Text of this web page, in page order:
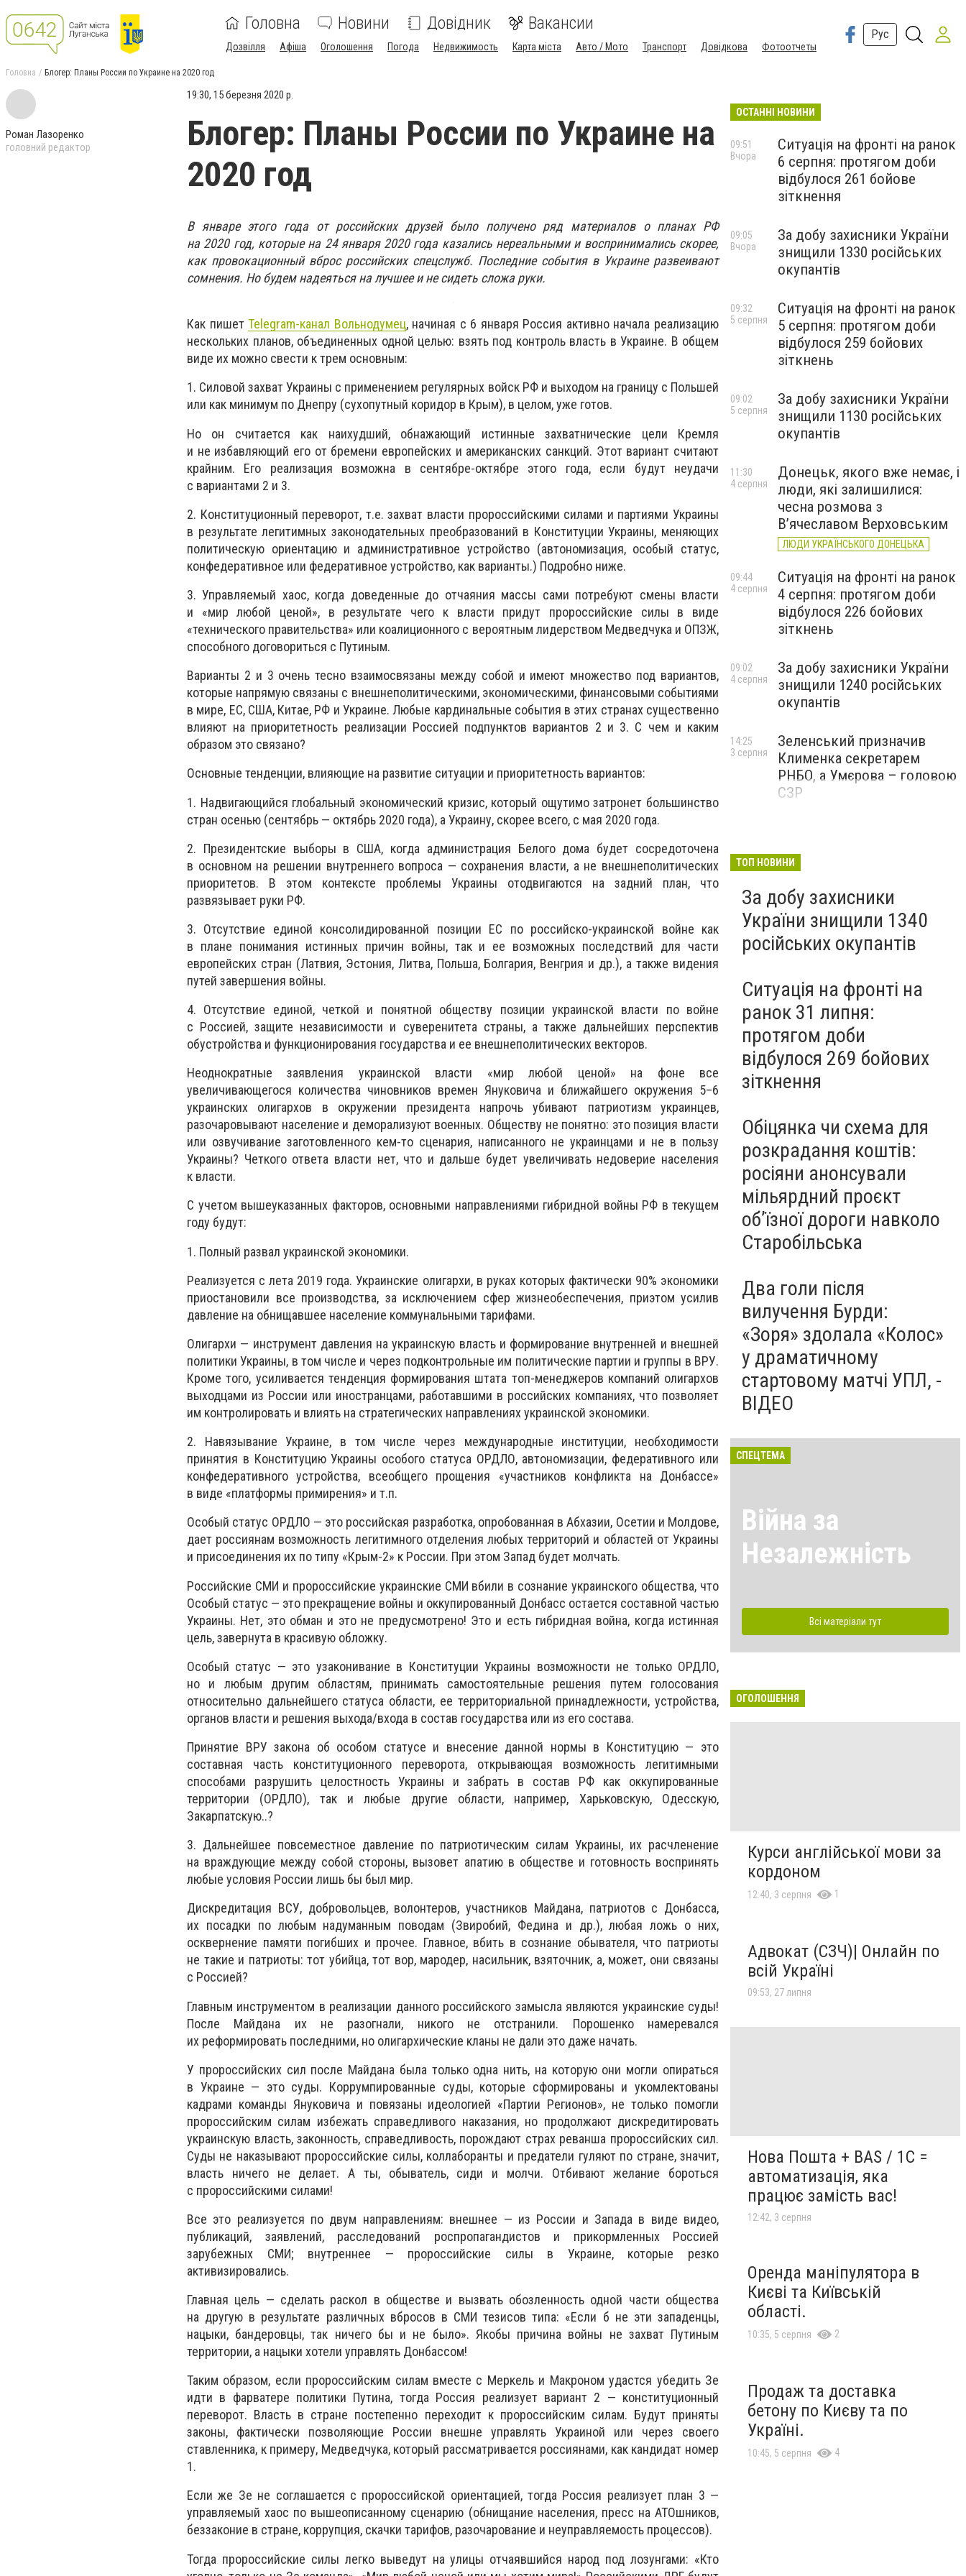
Головна Новини Довідник Вакансии
Дозвілля Афіша Оголошення Погода Недвижимость Карта міста Авто / Мото Транспорт Довідкова Фотоотчеты
Рус
Головна Блогер: Планы России по Украине на 2020 год
Роман Лазоренко
головний редактор
19:30, 15 березня 2020 р.
Блогер: Планы России по Украине на
2020 год
В январе этого года от российских друзей было получено ряд материалов о планах РФ
на 2020 год, которые на 24 января 2020 года казались нереальными и воспринимались скорее,
как провокационный вброс российских спецслужб. Последние события в Украине развеивают
сомнения. Но будем надеяться на лучшее и не сидеть сложа руки.
Как пишетTelegram-канал Вольнодумец, начиная с 6 января Россия активно начала реализацию
нескольких планов, объединенных одной целью: взять под контроль власть в Украине. В общем
виде их можно свести к трем основным:
1. Силовой захват Украины с применением регулярных войск РФ и выходом на границу с Польшей
или как минимум по Днепру (сухопутный коридор в Крым), в целом, уже готов.
Но он считается как наихудший, обнажающий истинные захватнические цели Кремля
и не избавляющий его от бремени европейских и американских санкций. Этот вариант считают
крайним. Его реализация возможна в сентябре-октябре этого года, если будут неудачи
с вариантами 2 и 3.
2. Конституционный переворот, т.е. захват власти пророссийскими силами и партиями Украины
в результате легитимных законодательных преобразований в Конституции Украины, меняющих
политическую ориентацию и административное устройство (автономизация, особый статус,
конфедеративное или федеративное устройство, как варианты.) Подробно ниже.
3. Управляемый хаос, когда доведенные до отчаяния массы сами потребуют смены власти
и «мир любой ценой», в результате чего к власти придут пророссийские силы в виде
«технического правительства» или коалиционного с вероятным лидерством Медведчука и ОПЗЖ,
способного договориться с Путиным.
Варианты 2 и 3 очень тесно взаимосвязаны между собой и имеют множество под вариантов,
которые напрямую связаны с внешнеполитическими, экономическими, финансовыми событиями
в мире, ЕС, США, Китае, РФ и Украине. Любые кардинальные события в этих странах существенно
влияют на приоритетность реализации Россией подпунктов вариантов 2 и 3. С чем и каким
образом это связано?
Основные тенденции, влияющие на развитие ситуации и приоритетность вариантов:
1. Надвигающийся глобальный экономический кризис, который ощутимо затронет большинство
стран осенью (сентябрь — октябрь 2020 года), а Украину, скорее всего, с мая 2020 года.
2. Президентские выборы в США, когда администрация Белого дома будет сосредоточена
в основном на решении внутреннего вопроса — сохранения власти, а не внешнеполитических
приоритетов. В этом контексте проблемы Украины отодвигаются на задний план, что
развязывает руки РФ.
3. Отсутствие единой консолидированной позиции ЕС по российско-украинской войне как
в плане понимания истинных причин войны, так и ее возможных последствий для части
европейских стран (Латвия, Эстония, Литва, Польша, Болгария, Венгрия и др.), а также видения
путей завершения войны.
4. Отсутствие единой, четкой и понятной обществу позиции украинской власти по войне
с Россией, защите независимости и суверенитета страны, а также дальнейших перспектив
обустройства и функционирования государства и ее внешнеполитических векторов.
Неоднократные заявления украинской власти «мир любой ценой» на фоне все
увеличивающегося количества чиновников времен Януковича и ближайшего окружения 5–6
украинских олигархов в окружении президента напрочь убивают патриотизм украинцев,
разочаровывают население и деморализуют военных. Обществу не понятно: это позиция власти
или озвучивание заготовленного кем-то сценария, написанного не украинцами и не в пользу
Украины? Четкого ответа власти нет, что и дальше будет увеличивать недоверие населения
к власти.
С учетом вышеуказанных факторов, основными направлениями гибридной войны РФ в текущем
году будут:
1. Полный развал украинской экономики.
Реализуется с лета 2019 года. Украинские олигархи, в руках которых фактически 90% экономики
приостановили все производства, за исключением сфер жизнеобеспечения, приэтом усилив
давление на обнищавшее население коммунальными тарифами.
Олигархи — инструмент давления на украинскую власть и формирование внутренней и внешней
политики Украины, в том числе и через подконтрольные им политические партии и группы в ВРУ.
Кроме того, усиливается тенденция формирования штата топ-менеджеров компаний олигархов
выходцами из России или иностранцами, работавшими в российских компаниях, что позволяет
им контролировать и влиять на стратегических направлениях украинской экономики.
2. Навязывание Украине, в том числе через международные институции, необходимости
принятия в Конституцию Украины особого статуса ОРДЛО, автономизации, федеративного или
конфедеративного устройства, всеобщего прощения «участников конфликта на Донбассе»
в виде «платформы примирения» и т.п.
Особый статус ОРДЛО — это российская разработка, опробованная в Абхазии, Осетии и Молдове,
дает россиянам возможность легитимного отделения любых территорий и областей от Украины
и присоединения их по типу «Крым-2» к России. При этом Запад будет молчать.
Российские СМИ и пророссийские украинские СМИ вбили в сознание украинского общества, что
Особый статус — это прекращение войны и оккупированный Донбасс остается составной частью
Украины. Нет, это обман и это не предусмотрено! Это и есть гибридная война, когда истинная
цель, завернута в красивую обложку.
Особый статус — это узаконивание в Конституции Украины возможности не только ОРДЛО,
но и любым другим областям, принимать самостоятельные решения путем голосования
относительно дальнейшего статуса области, ее территориальной принадлежности, устройства,
органов власти и решения выхода/входа в состав государства или из его состава.
Принятие ВРУ закона об особом статусе и внесение данной нормы в Конституцию — это
составная часть конституционного переворота, открывающая возможность легитимными
способами разрушить целостность Украины и забрать в состав РФ как оккупированные
территории (ОРДЛО), так и любые другие области, например, Харьковскую, Одесскую,
Закарпатскую..?
3. Дальнейшее повсеместное давление по патриотическим силам Украины, их расчленение
на враждующие между собой стороны, вызовет апатию в обществе и готовность воспринять
любые условия России лишь бы был мир.
Дискредитация ВСУ, добровольцев, волонтеров, участников Майдана, патриотов с Донбасса,
их посадки по любым надуманным поводам (Звиробий, Федина и др.), любая ложь о них,
осквернение памяти погибших и прочее. Главное, вбить в сознание обывателя, что патриоты
не такие и патриоты: тот убийца, тот вор, мародер, насильник, взяточник, а, может, они связаны
с Россией?
Главным инструментом в реализации данного российского замысла являются украинские суды!
После Майдана их не разогнали, никого не отстранили. Порошенко намеревался
их реформировать последними, но олигархические кланы не дали это даже начать.
У пророссийских сил после Майдана была только одна нить, на которую они могли опираться
в Украине — это суды. Коррумпированные суды, которые сформированы и укомлектованы
кадрами команды Януковича и повязаны идеологией «Партии Регионов», не только помогли
пророссийским силам избежать справедливого наказания, но продолжают дискредитировать
украинскую власть, законность, справедливость, порождают страх реванша пророссийских сил.
Суды не наказывают пророссийские силы, коллаборанты и предатели гуляют по стране, значит,
власть ничего не делает. А ты, обыватель, сиди и молчи. Отбивают желание бороться
с пророссийскими силами!
Все это реализуется по двум направлениям: внешнее — из России и Запада в виде видео,
публикаций, заявлений, расследований роспропагандистов и прикормленных Россией
зарубежных СМИ; внутреннее — пророссийские силы в Украине, которые резко
активизировались.
Главная цель — сделать раскол в обществе и вызвать обозленность одной части общества
на другую в результате различных вбросов в СМИ тезисов типа: «Если б не эти западенцы,
нацыки, бандеровцы, так ничего бы и не было». Якобы причина войны не захват Путиным
территории, а нацыки хотели управлять Донбассом!
Таким образом, если пророссийским силам вместе с Меркель и Макроном удастся убедить Зе
идти в фарватере политики Путина, тогда Россия реализует вариант 2 — конституционный
переворот. Власть в стране постепенно переходит к пророссийским силам. Будут приняты
законы, фактически позволяющие России внешне управлять Украиной или через своего
ставленника, к примеру, Медведчука, который рассматривается россиянами, как кандидат номер
1.
Если же Зе не соглашается с пророссийской ориентацией, тогда Россия реализует план 3 —
управляемый хаос по вышеописанному сценарию (обнищание населения, пресс на АТОшников,
беззаконие в стране, коррупция, скачки тарифов, разочарование и неуправляемость процессов).
Тогда пророссийские силы легко выведут на улицы отчаявшийся народ под лозунгами: «Кто
ОСТАННІ НОВИНИ
Ситуація на фронті на ранок
6 серпня: протягом доби
відбулося 261 бойове
зіткнення
09:51
Вчора
За добу захисники України
знищили 1330 російських
окупантів
09:05
Вчора
Ситуація на фронті на ранок
5 серпня: протягом доби
відбулося 259 бойових
зіткнень
09:32
5 серпня
За добу захисники України
знищили 1130 російських
окупантів
09:02
5 серпня
Донецьк, якого вже немає, і
люди, які залишилися:
чесна розмова з
В’ячеславом Верховським
ЛЮДИ УКРАЇНСЬКОГО ДОНЕЦЬКА
11:30
4 серпня
Ситуація на фронті на ранок
4 серпня: протягом доби
відбулося 226 бойових
зіткнень
09:44
4 серпня
За добу захисники України
знищили 1240 російських
окупантів
09:02
4 серпня
Зеленський призначив
Клименка секретарем
РНБО, а Умєрова – головою
СЗР
14:25
3 серпня
ТОП НОВИНИ
За добу захисники
України знищили 1340
російських окупантів
Ситуація на фронті на
ранок 31 липня:
протягом доби
відбулося 269 бойових
зіткнення
Обіцянка чи схема для
розкрадання коштів:
росіяни анонсували
мільярдний проєкт
об’їзної дороги навколо
Старобільська
Два голи після
вилучення Бурди:
«Зоря» здолала «Колос»
у драматичному
стартовому матчі УПЛ, -
ВІДЕО
СПЕЦТЕМА
Війна за
Незалежність
Всі матеріали тут
ОГОЛОШЕННЯ
Курси англійської мови за
кордоном
12:40, 3 серпня 1
Адвокат (СЗЧ)| Онлайн по
всій Україні
09:53, 27 липня
Нова Пошта + BAS / 1C =
автоматизація, яка
працює замість вас!
12:42, 3 серпня
Оренда маніпулятора в
Києві та Київській
області.
10:35, 5 серпня 2
Продаж та доставка
бетону по Києву та по
Україні.
10:45, 5 серпня 4